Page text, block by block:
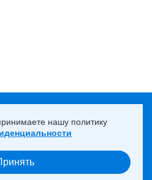
ПАО «Юнипро»
нашу политику